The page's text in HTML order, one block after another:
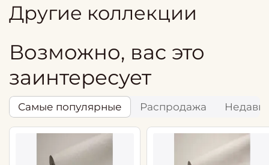
Другие коллекции
Возможно, вас это
заинтересует
Самые популярные Распродажа